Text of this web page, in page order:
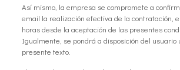
Así mismo, la empresa se compromete a
email la realización efectiva de la contratación,
horas desde la aceptación de las presentes
Igualmente, se pondrá a disposición del usuario
presente texto.